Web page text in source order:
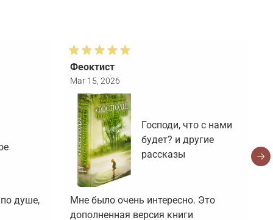
душе,
Феоктист
Mar 15, 2026
Господи, что с нами
будет? и другие
рассказы
Мне было очень интересно. Это
дополненная версия книги